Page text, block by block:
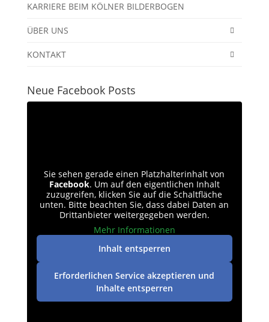
KARRIERE BEIM KÖLNER BILDERBOGEN
ÜBER UNS
KONTAKT
Neue Facebook Posts
Sie sehen gerade einen Platzhalterinhalt von
Facebook. Um auf den eigentlichen Inhalt
zuzugreifen, klicken Sie auf die Schaltfläche
unten. Bitte beachten Sie, dass dabei Daten an
Drittanbieter weitergegeben werden.
Mehr Informationen
Inhalt entsperren
Erforderlichen Service akzeptieren und
Inhalte entsperren